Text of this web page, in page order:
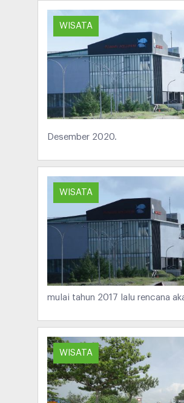
WISATA
Desember 2020.
WISATA
mulai tahun 2017 lalu rencana
WISATA